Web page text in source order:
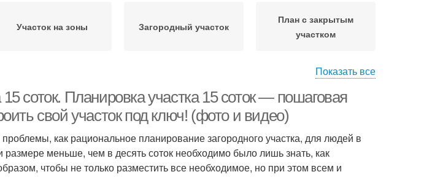
Участок на зоны Загородный участок
План с закрытым
участком
Показать все
соток. Планировка участка 15 соток — пошаговая
свой участок под ключ! (фото и видео)
как рациональное планирование загородного участка, для людей в
меньше, чем в десять соток необходимо было лишь знать, как
чтобы не только разместить все необходимое, но при этом всем и